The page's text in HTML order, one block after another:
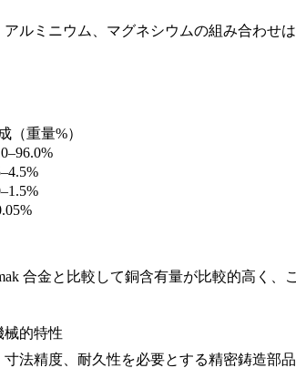
アルミニウム、マグネシウムの組み合わせ
（重量%）
合金と比較して銅含有量が比較的高く
械的特性
寸法精度、耐久性を必要とする精密鋳造部